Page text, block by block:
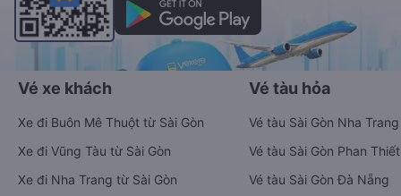
Vé xe khách
Xe đi Buôn Mê Thuột từ Sài Gòn
Xe đi Vũng Tàu từ Sài Gòn
Xe đi Nha Trang từ Sài Gòn
Vé tàu hỏa
Vé tàu Sài Gòn Nha Trang
Vé tàu Sài Gòn Phan Thiết
Vé tàu Sài Gòn Đà Nẵng